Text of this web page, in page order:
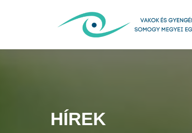
HÍREK